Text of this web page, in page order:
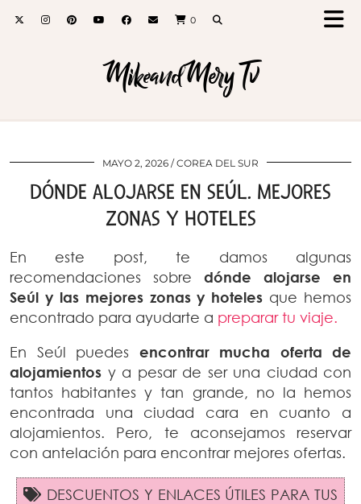
0
MikeandMery Tv
MAYO 2, 2026 COREA DEL SUR
DÓNDE ALOJARSE EN SEÚL. MEJORES
ZONAS Y HOTELES
En este post, te damos algunas
recomendaciones sobre dónde alojarse en
Seúl y las mejores zonas y hoteles que hemos
encontrado para ayudarte a preparar tu viaje.
En Seúl puedes encontrar mucha oferta de
alojamientos y a pesar de ser una ciudad con
tantos habitantes y tan grande, no la hemos
encontrada una ciudad cara en cuanto a
alojamientos. Pero, te aconsejamos reservar
con antelación para encontrar mejores ofertas.
DESCUENTOS Y ENLACES ÚTILES PARA TUS